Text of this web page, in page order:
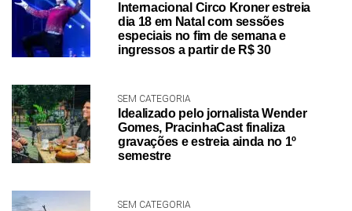
Internacional Circo Kroner estreia
dia 18 em Natal com sessões
especiais no fim de semana e
ingressos a partir de R$ 30
SEM CATEGORIA
Idealizado pelo jornalista Wender
Gomes, PracinhaCast finaliza
gravações e estreia ainda no 1º
semestre
SEM CATEGORIA